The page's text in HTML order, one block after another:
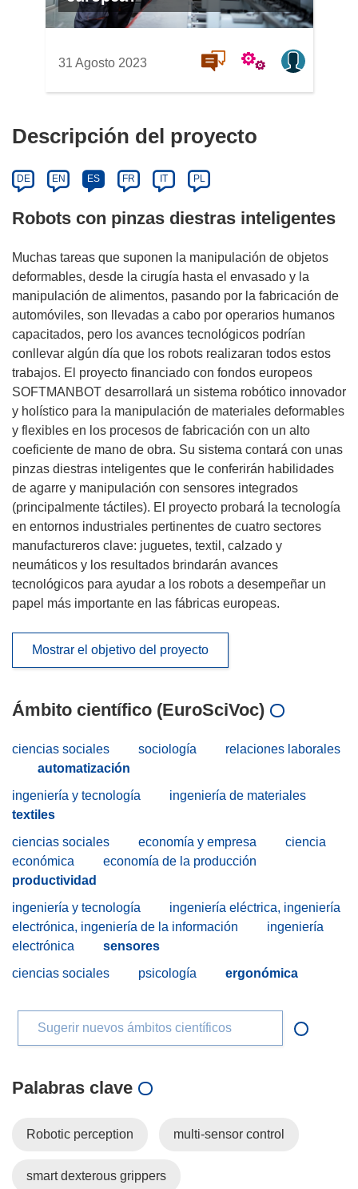
31 Agosto 2023
Descripción del proyecto
DE EN ES FR IT PL
Robots con pinzas diestras inteligentes
Muchas tareas que suponen la manipulación de objetos
deformables, desde la cirugía hasta el envasado y la
manipulación de alimentos, pasando por la fabricación de
automóviles, son llevadas a cabo por operarios humanos
capacitados, pero los avances tecnológicos podrían
conllevar algún día que los robots realizaran todos estos
trabajos. El proyecto financiado con fondos europeos
SOFTMANBOT desarrollará un sistema robótico innovador
y holístico para la manipulación de materiales deformables
y flexibles en los procesos de fabricación con un alto
coeficiente de mano de obra. Su sistema contará con unas
pinzas diestras inteligentes que le conferirán habilidades
de agarre y manipulación con sensores integrados
(principalmente táctiles). El proyecto probará la tecnología
en entornos industriales pertinentes de cuatro sectores
manufactureros clave: juguetes, textil, calzado y
neumáticos y los resultados brindarán avances
tecnológicos para ayudar a los robots a desempeñar un
papel más importante en las fábricas europeas.
Mostrar el objetivo del proyecto
Ámbito científico (EuroSciVoc)
ciencias sociales sociología
relaciones laborales
automatización
ingeniería y tecnología
ingeniería de materiales
textiles
ciencias sociales
economía y empresa
ciencia
económica
economía de la producción
productividad
ingeniería y tecnología
ingeniería eléctrica, ingeniería
electrónica, ingeniería de la información
ingeniería
electrónica
sensores
ciencias sociales
psicología ergonómica
Sugerir nuevos ámbitos científicos
Palabras clave
Robotic perception multi-sensor control
smart dexterous grippers